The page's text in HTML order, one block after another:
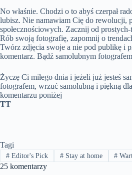
No właśnie. Chodzi o to abyś czerpał
lubisz. Nie namawiam Cię do rewolucji,
społecznościowych. Zacznij od
Rób swoją fotografię, zapomnij o
Twórz zdjęcia swoje a nie pod publikę i
komentarz. Bądź samolubnym
Życzę Ci miłego dnia i jeżeli już jesteś
fotografem, wrzuć samolubną i piękną
komentarzu poniżej
TT
Tagi
#Editor's Pick #Stay at home #
25 komentarzy